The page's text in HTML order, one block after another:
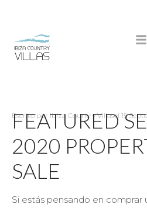
Escrito por Ibiza Country Villasel 15
FEATURED
2020
SALE
Si estás pensando en comprar